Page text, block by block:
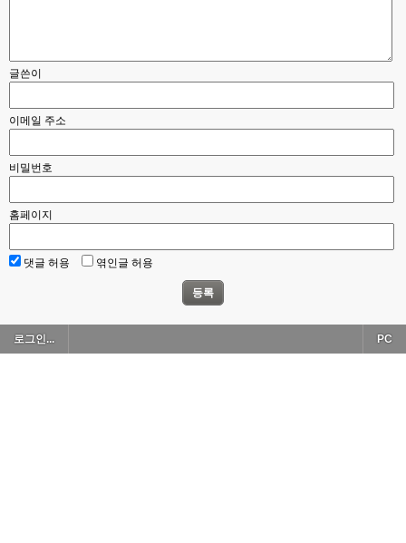
글쓴이
이메일 주소
비밀번호
홈페이지
댓글 허용 엮인글 허용
등록
로그인... PC